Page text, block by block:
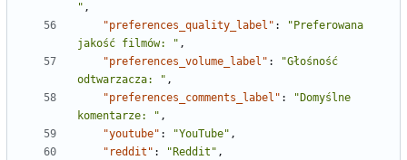
" ,
"preferences_quality_label" :
"Preferowana
jakość filmów: " ,
"preferences_volume_label" :
"Głośność
odtwarzacza: " ,
"preferences_comments_label" :
"Domyślne
komentarze: " ,
"youtube" : "YouTube" ,
"reddit" : "Reddit" ,